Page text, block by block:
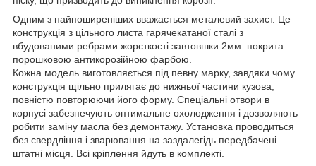
Одним з найпоширеніших вважається металевий захист. Це
конструкція з цільного листа гарячекатаної сталі з
вбудованими ребрами жорсткості завтовшки 2мм. покрита
порошковою антикорозійною фарбою.
Кожна модель виготовляється під певну марку, завдяки чому
конструкція щільно прилягає до нижньої частини кузова,
повністю повторюючи його форму. Спеціальні отвори в
корпусі забезпечують оптимальне охолодження і дозволяють
робити заміну масла без демонтажу. Установка проводиться
без свердління і зварювання на заздалегідь передбачені
штатні місця. Всі кріплення йдуть в комплекті.